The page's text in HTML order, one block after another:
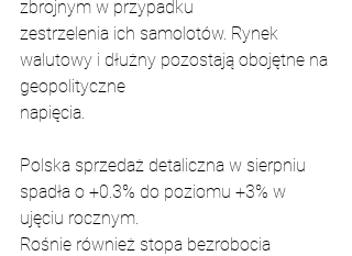
zbrojnym w przypadku
zestrzelenia ich samolotów. Rynek
walutowy i dłużny pozostają obojętne na
geopolityczne
napięcia.
Polska sprzedaż detaliczna w sierpniu
spadła o +0.3% do poziomu +3% w
ujęciu rocznym.
Rośnie również stopa bezrobocia